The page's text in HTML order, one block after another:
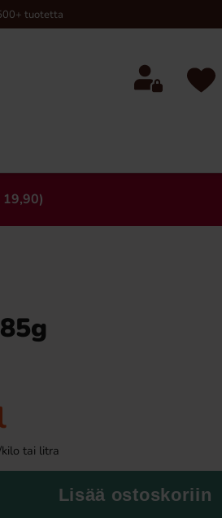
tuotetta
19,90)
tai litra
Lisää ostoskoriin